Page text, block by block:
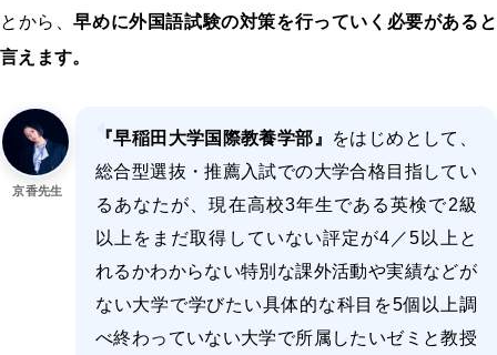
とから、早めに外国語試験の対策を行っていく必要があると
言えます。
京香先生
『早稲田大学国際教養学部』
をはじめとして、
総合型選抜・推薦入試での大学合格目指してい
るあなたが、現在高校3年生である英検で2級
以上をまだ取得していない評定が4／5以上と
れるかわからない特別な課外活動や実績などが
ない大学で学びたい具体的な科目を5個以上調
べ終わっていない大学で所属したいゼミと教授